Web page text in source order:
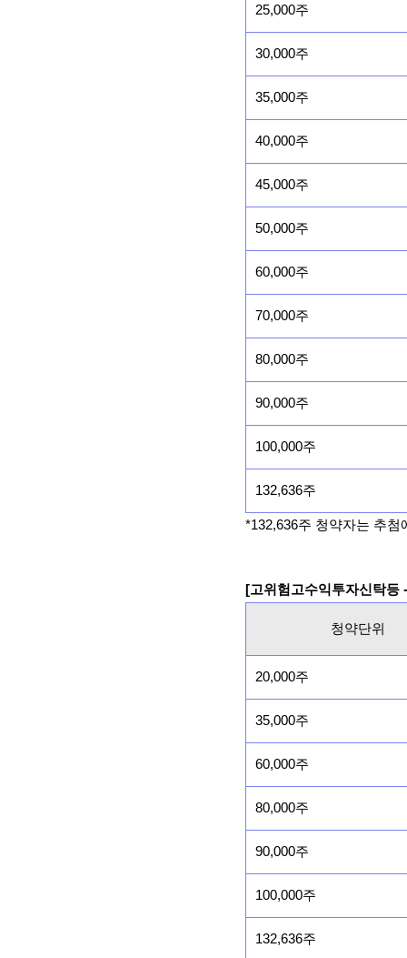
25,000주
30,000주
35,000주
40,000주
45,000주
50,000주
60,000주
70,000주
80,000주
90,000주
100,000주
132,636주
*132,636주 청약자는 추
[고위험고수익투자신탁등
청약단위
20,000주
35,000주
60,000주
80,000주
90,000주
100,000주
132,636주